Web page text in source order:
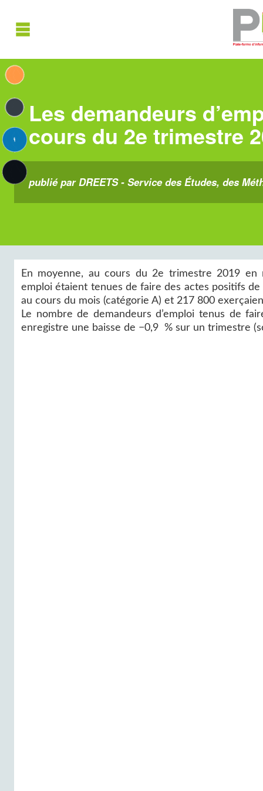
Les demandeurs
cours du 2e trimestre
publié par DREETS - Service des Études, des
En moyenne, au cours du 2e trimestre 2019 en
emploi étaient tenues de faire des actes positifs
au cours du mois (catégorie A) et 217 800
Le nombre de demandeurs d’emploi tenus de
enregistre une baisse de −0,9 % sur un trimestre